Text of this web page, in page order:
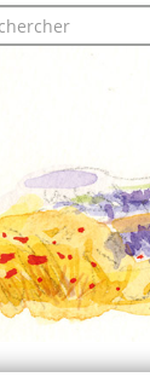
Search
for: